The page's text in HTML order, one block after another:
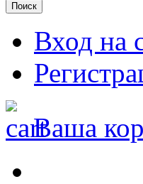
Вход на
Ваша